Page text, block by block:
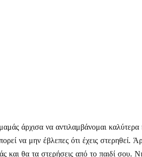
άρχισα να αντιλαμβάνομαι καλύτερα
να μην έβλεπες ότι έχεις στερηθεί.
και θα τα στερήσεις από το παιδί σου.